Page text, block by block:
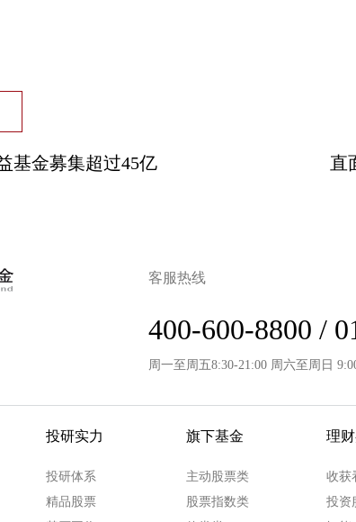
基金募集超过45亿
直
客服热线
400-600-8800 /
周一至周五8:30-21:00 周六至周日
投研实力
投研体系
精品股票
旗下基金
主动股票类
股票指数类
理
收获
投资